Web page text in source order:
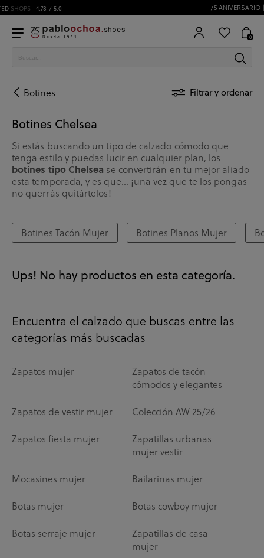
75 ANIVERSARIO | Desde 1951 pabloochoa.shoes
0
Botines Filtrar y ordenar
Botines Chelsea
Si estás buscando un tipo de calzado cómodo que
tenga estilo y puedas lucir en cualquier plan, los
botines tipo Chelsea se convertirán en tu mejor aliado
esta temporada, y es que… ¡una vez que te los pongas
no querrás quitártelos!
Botines Tacón Mujer Botines Planos Mujer
Ups! No hay productos en esta categoría.
Encuentra el calzado que buscas entre las
categorías más buscadas
Zapatos mujer
Zapatos de tacón
cómodos y elegantes
Zapatos de vestir mujer Colección AW 25/26
Zapatos fiesta mujer
Zapatillas urbanas
mujer vestir
Mocasines mujer Bailarinas mujer
Botas mujer Botas cowboy mujer
Botas serraje mujer
Zapatillas de casa
mujer